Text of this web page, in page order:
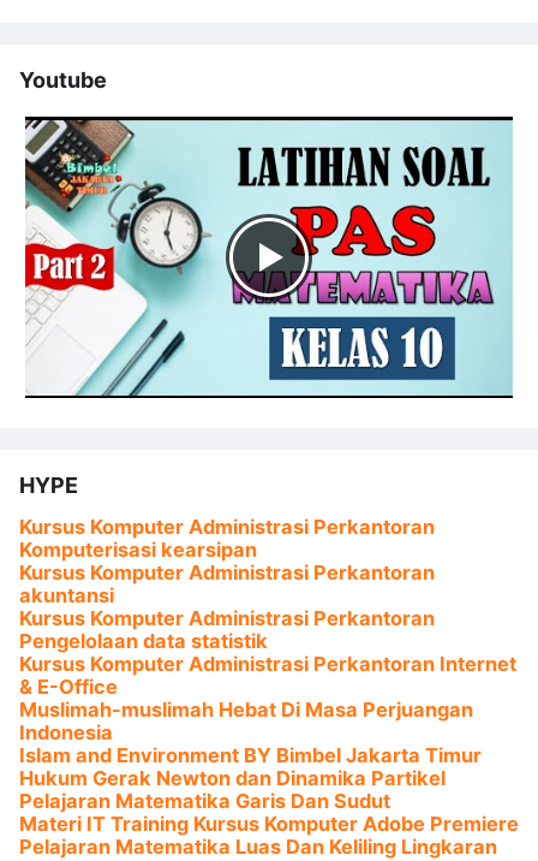
Youtube
HYPE
Kursus Komputer Administrasi Perkantoran
Komputerisasi kearsipan
Kursus Komputer Administrasi Perkantoran
akuntansi
Kursus Komputer Administrasi Perkantoran
Pengelolaan data statistik
Kursus Komputer Administrasi Perkantoran Internet
& E-Office
Muslimah-muslimah Hebat Di Masa Perjuangan
Indonesia
Islam and Environment BY Bimbel Jakarta Timur
Hukum Gerak Newton dan Dinamika Partikel
Pelajaran Matematika Garis Dan Sudut
Materi IT Training Kursus Komputer Adobe Premiere
Pelajaran Matematika Luas Dan Keliling Lingkaran